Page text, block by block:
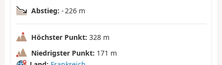
Abstieg: - 226 m
Höchster Punkt: 328 m
Niedrigster Punkt: 171 m